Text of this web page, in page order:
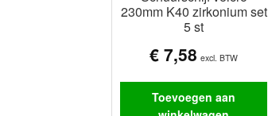
230mm K40 zirkonium set
5 st
€ 7,58 excl. BTW
Toevoegen aan